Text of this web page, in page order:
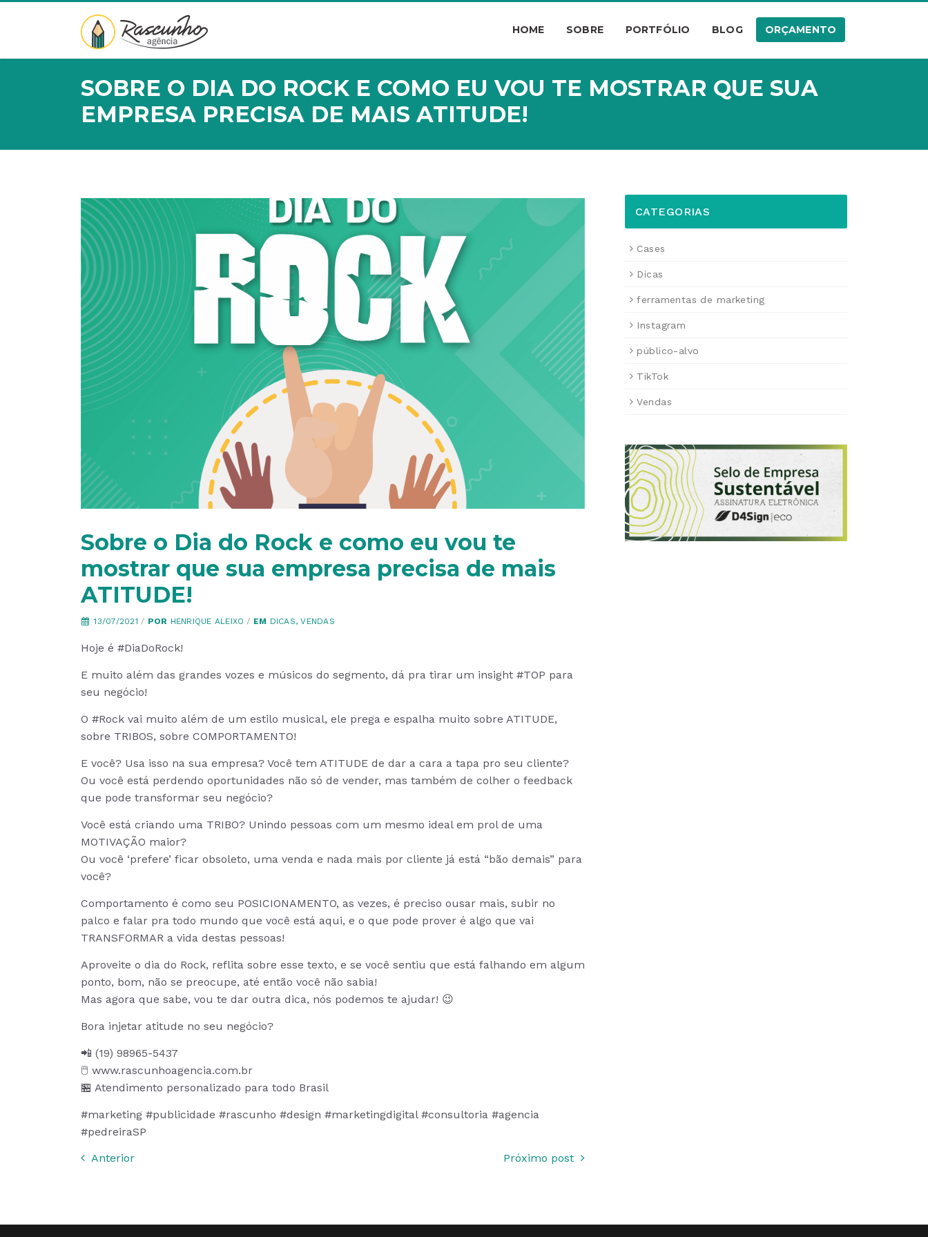
HOME SOBRE PORTFÓLIO BLOG ORÇAMENTO
SOBRE O DIA DO ROCK E COMO EU VOU TE MOSTRAR QUE SUA
EMPRESA PRECISA DE MAIS ATITUDE!
Sobre o Dia do Rock e como eu vou te
mostrar que sua empresa precisa de mais
ATITUDE!
13/07/2021/ POR HENRIQUE ALEIXO / EM DICAS,VENDAS
Hoje é #DiaDoRock!
E muito além das grandes vozes e músicos do segmento, dá pra tirar um insight #TOP para
seu negócio!
O #Rock vai muito além de um estilo musical, ele prega e espalha muito sobre ATITUDE,
sobre TRIBOS, sobre COMPORTAMENTO!
E você? Usa isso na sua empresa? Você tem ATITUDE de dar a cara a tapa pro seu cliente?
Ou você está perdendo oportunidades não só de vender, mas também de colher o feedback
que pode transformar seu negócio?
Você está criando uma TRIBO? Unindo pessoas com um mesmo ideal em prol de uma
MOTIVAÇÃO maior?
Ou você ‘prefere’ ficar obsoleto, uma venda e nada mais por cliente já está “bão demais” para
você?
Comportamento é como seu POSICIONAMENTO, as vezes, é preciso ousar mais, subir no
palco e falar pra todo mundo que você está aqui, e o que pode prover é algo que vai
TRANSFORMAR a vida destas pessoas!
Aproveite o dia do Rock, reflita sobre esse texto, e se você sentiu que está falhando em algum
ponto, bom, não se preocupe, até então você não sabia!
Mas agora que sabe, vou te dar outra dica, nós podemos te ajudar! 😉
Bora injetar atitude no seu negócio?
📲 (19) 98965-5437
🖱️ www.rascunhoagencia.com.br
🏪 Atendimento personalizado para todo Brasil
#marketing #publicidade #rascunho #design #marketingdigital #consultoria #agencia
#pedreiraSP
Anterior
Próximo post
CATEGORIAS
Cases
Dicas
ferramentas de marketing
Instagram
público-alvo
TikTok
Vendas